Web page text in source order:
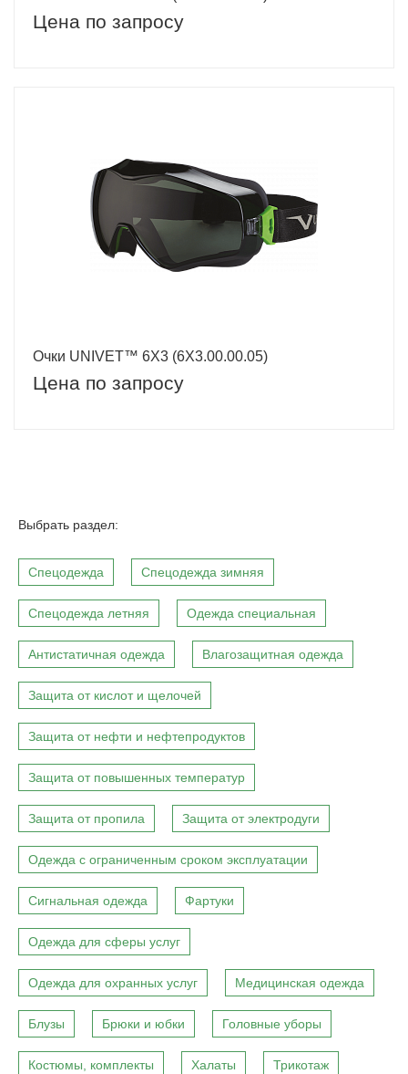
Цена по запросу
Очки UNIVET™ 6Х3 (6Х3.00.00.05)
Цена по запросу
Выбрать раздел:
Спецодежда Спецодежда зимняя
Спецодежда летняя Одежда специальная
Антистатичная одежда Влагозащитная одежда
Защита от кислот и щелочей
Защита от нефти и нефтепродуктов
Защита от повышенных температур
Защита от пропила Защита от электродуги
Одежда с ограниченным сроком эксплуатации
Сигнальная одежда Фартуки
Одежда для сферы услуг
Одежда для охранных услуг Медицинская одежда
Блузы Брюки и юбки Головные уборы
Костюмы, комплекты Халаты Трикотаж